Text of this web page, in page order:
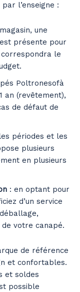
l’enseigne :
une
présente pour
le
Poltronesofà
an (revêtement),
de défaut de
périodes et les
plusieurs
en plusieurs
: en optant pour
d’un service
votre canapé.
de référence
et confortables.
et soldes
possible